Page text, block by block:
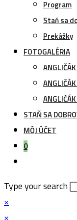
Program
Staň sa
Prekážky
FOTOGALÉRIA
STAŇ SA
MÔJ ÚČET
0
search
Type your search
×
×